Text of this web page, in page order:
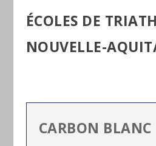
ÉCOLES DE
NOUVELLE-
CARBON BLANC